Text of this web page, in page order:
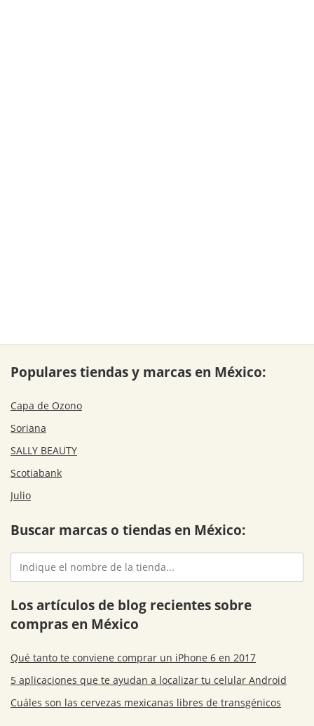
Populares tiendas y marcas en México:
Capa de Ozono
Soriana
SALLY BEAUTY
Scotiabank
Julio
Buscar marcas o tiendas en México:
Los artículos de blog recientes sobre
compras en México
Qué tanto te conviene comprar un iPhone 6 en 2017
5 aplicaciones que te ayudan a localizar tu celular Android
Cuáles son las cervezas mexicanas libres de transgénicos